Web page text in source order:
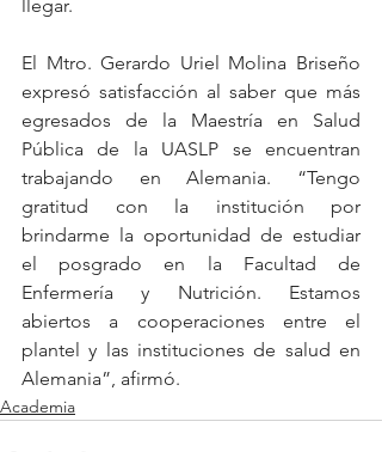
llegar.
El Mtro. Gerardo Uriel Molina Briseño
expresó satisfacción al saber que más
egresados de la Maestría en Salud
Pública de la UASLP se encuentran
trabajando en Alemania. “Tengo
gratitud con la institución por
brindarme la oportunidad de estudiar
el posgrado en la Facultad de
Enfermería y Nutrición. Estamos
abiertos a cooperaciones entre el
plantel y las instituciones de salud en
Alemania”, afirmó.
Academia